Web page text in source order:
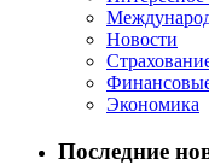
Новости
Экономика
Последние